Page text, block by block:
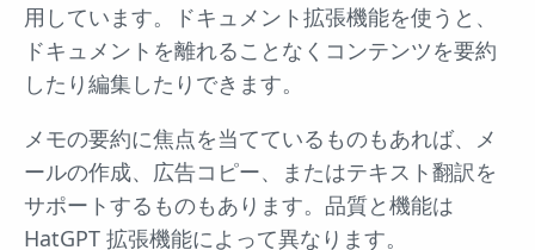
用しています。ドキュメント拡張機能を使うと、
ドキュメントを離れることなくコンテンツを要約
したり編集したりできます。
メモの要約に焦点を当てているものもあれば、メ
ールの作成、広告コピー、またはテキスト翻訳を
サポートするものもあります。品質と機能は
HatGPT 拡張機能によって異なります。